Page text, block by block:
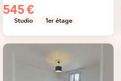
545 €
Studio 1er étage